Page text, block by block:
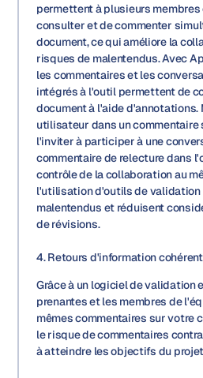
permettent à plusieurs
consulter et de commenter
document, ce qui améliore la
risques de malentendus. Avec
les commentaires et les
intégrés à l'outil permettent de
document à l'aide d'annotations.
utilisateur dans un commentaire
l'inviter à participer à une
commentaire de relecture dans
contrôle de la collaboration au
l'utilisation d'outils de validation
malentendus et réduisent
de révisions.
4. Retours d'information
Grâce à un logiciel de validation
prenantes et les membres de
mêmes commentaires sur votre
le risque de commentaires
à atteindre les objectifs du